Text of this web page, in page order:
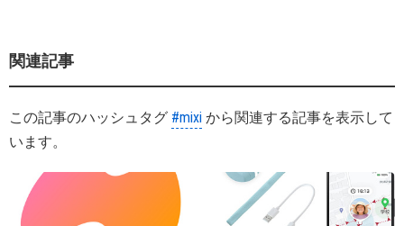
関連記事
この記事のハッシュタグ #mixi から関連する記事を表示して
います。